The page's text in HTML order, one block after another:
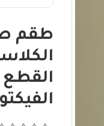
طقم
القطع